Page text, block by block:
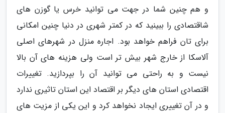
و هم چنین شما در جهت می توانید خرس یا گوزن های
شاقتصادی را ببینید که در کمتر شهری در دنیا چنین امکانی
برای تان فراهم خواهد بود. اجاره منزل در شهرهای اصلی
آلاسکا از خارج شهر بیش تر است ولی هزینه های آن بالا
نیست و به راحتی می توانید آن را بپردازید. تغییرات
اقتصادی استان های دیگر بر اقتصاد این استان تاثیری ندارد
و در آن تغییری ایجاد نخواهد کرد و این یکی از مزیت های